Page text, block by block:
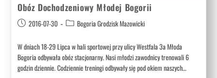
Obóz Dochodzeniowy Młodej Bogorii
2016-07-30 Bogoria Grodzisk Mazowicki
W dniach 18-29 Lipca w hali sportowej przy ulicy Westfala 3a Młoda
Bogoria odbywała obóz stacjonarny. Nasi młodzi zawodnicy trenowali 6
godzin dziennie. Codziennie treningi odbywały się pod okiem naszych…